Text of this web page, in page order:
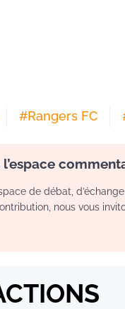
#Rangers FC
de débat,
nous vous